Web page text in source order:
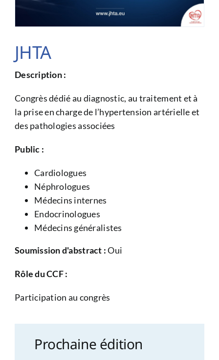
JHTA
Description :
Congrès dédié au diagnostic, au traitement et à
la prise en charge de l’hypertension artérielle et
des pathologies associées
Public :
Cardiologues
Néphrologues
Médecins internes
Endocrinologues
Médecins généralistes
Soumission d'abstract :Oui
Rôle du CCF :
Participation au congrès
Prochaine édition